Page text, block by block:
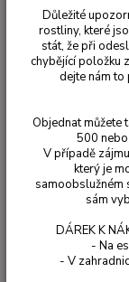
Pelargonie
kusovém balení
kusovém
Důležité
rostliny, které
stát, že při
chybějící položku
dejte nám to
Objednat můžete
500
V případě
který je
samoobslužném
sám
DÁREK K
- Na
- V